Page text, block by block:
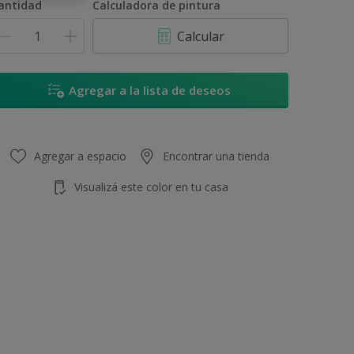
Calculadora de pintura
Calcular
Agregar a la lista de deseos
Agregar a espacio Encontrar una tienda
Visualizá este color en tu casa